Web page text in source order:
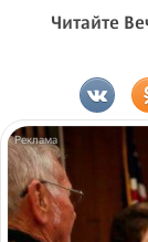
Читайте